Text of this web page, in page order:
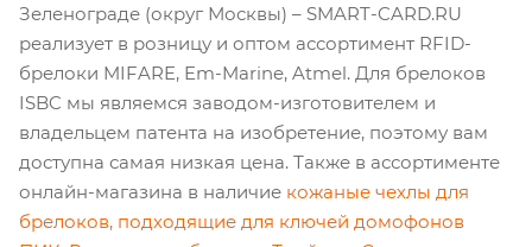
Зеленограде (округ Москвы) – SMART-CARD.RU
реализует в розницу и оптом ассортимент RFID-
брелоки MIFARE, Em-Marine, Atmel. Для брелоков
ISBC мы являемся заводом-изготовителем и
владельцем патента на изобретение, поэтому вам
доступна самая низкая цена. Также в ассортименте
онлайн-магазина в наличие кожаные чехлы для
брелоков, подходящие для ключей домофонов